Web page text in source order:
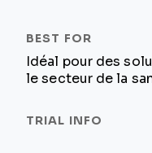
Idéal pour des
le secteur de la